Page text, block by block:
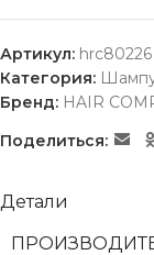
Артикул: hrc80226
Категория:
Бренд: HAIR
Поделиться:
Детали